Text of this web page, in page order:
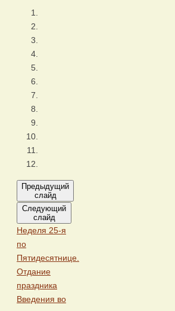
Предыдущий
слайд
Следующий
слайд
Неделя 25-я
по
Пятидесятнице.
Отдание
праздника
Введения во